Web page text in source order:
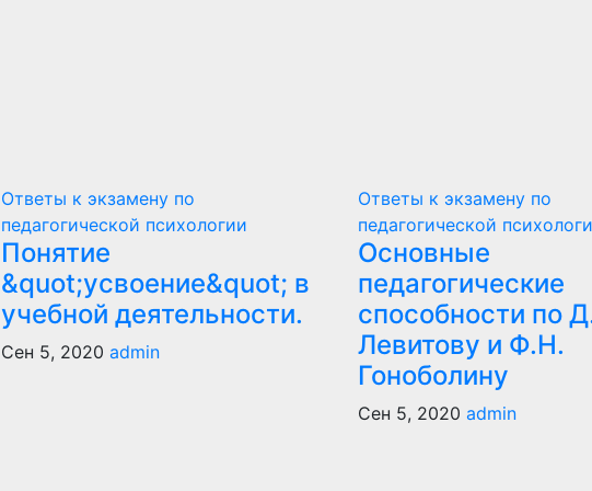
Ответы к экзамену по
педагогической психологии
Понятие
&quot;усвоение&quot; в
учебной деятельности.
Сен 5, 2020admin
Ответы к экзамену по
педагогической
Основные
педагогические
способности по
Левитову и Ф.Н.
Гоноболину
Сен 5, 2020 admin